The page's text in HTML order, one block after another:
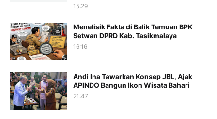
15:29
Menelisik Fakta di Balik Temuan BPK
Setwan DPRD Kab. Tasikmalaya
16:16
Andi Ina Tawarkan Konsep JBL, Ajak
APINDO Bangun Ikon Wisata Bahari
21:47